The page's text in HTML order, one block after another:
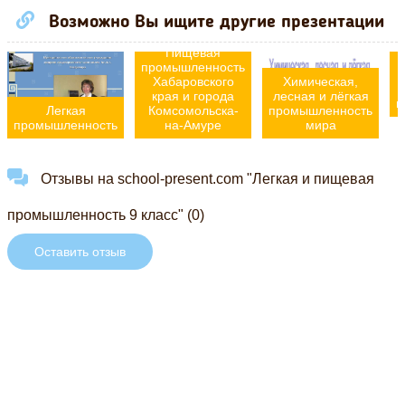
Возможно Вы ищите другие презентации
Легкая
промышленность
Пищевая
промышленность
Хабаровского
края и города
Комсомольска-
на-Амуре
Химическая,
лесная и лёгкая
промышленность
мира
Отзывы на school-present.com "Легкая и пищевая
промышленность 9 класс" (0)
Оставить отзыв